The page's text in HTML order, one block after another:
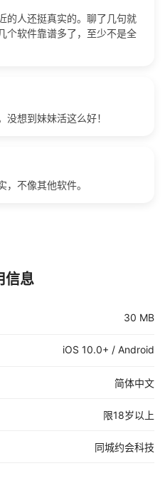
的人还挺真实的。聊了几句就
个软件靠谱多了，至少不是全
想到妹妹活这么好！
不像其他软件。
信息
30 MB
iOS 10.0+ / Android
简体中文
限18岁以上
同城约会科技